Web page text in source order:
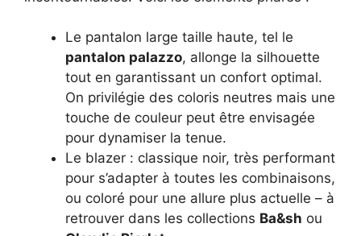
Le pantalon large taille haute, tel le
pantalon palazzo, allonge la silhouette
tout en garantissant un confort optimal.
On privilégie des coloris neutres mais une
touche de couleur peut être envisagée
pour dynamiser la tenue.
Le blazer : classique noir, très performant
pour s’adapter à toutes les combinaisons,
ou coloré pour une allure plus actuelle – à
retrouver dans les collections Ba&sh ou